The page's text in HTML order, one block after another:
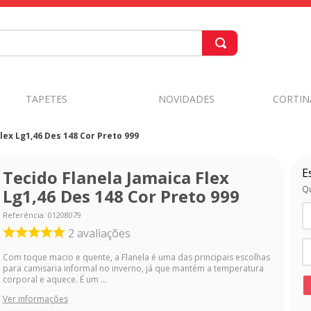
TAPETES NOVIDADES
Lg1,46 Des 148 Cor Preto 999
Tecido Flanela Jamaica Flex
Lg1,46 Des 148 Cor Preto 999
Referência: 01208079
2 avaliações
Com toque macio e quente, a Flanela é uma das principais escolhas
para camisaria informal no inverno, já que mantém a temperatura
corporal e aquece. É um ...
Ver informações